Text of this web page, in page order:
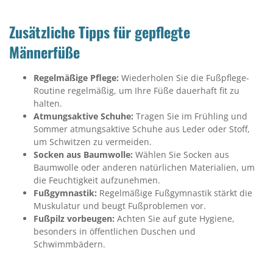
Zusätzliche Tipps für gepflegte
Männerfüße
Regelmäßige Pflege: Wiederholen Sie die Fußpflege-
Routine regelmäßig, um Ihre Füße dauerhaft fit zu
halten.
Atmungsaktive Schuhe: Tragen Sie im Frühling und
Sommer atmungsaktive Schuhe aus Leder oder Stoff,
um Schwitzen zu vermeiden.
Socken aus Baumwolle: Wählen Sie Socken aus
Baumwolle oder anderen natürlichen Materialien, um
die Feuchtigkeit aufzunehmen.
Fußgymnastik: Regelmäßige Fußgymnastik stärkt die
Muskulatur und beugt Fußproblemen vor.
Fußpilz vorbeugen: Achten Sie auf gute Hygiene,
besonders in öffentlichen Duschen und
Schwimmbädern.